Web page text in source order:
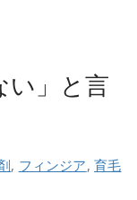
い」と言
, フィンジア,育毛